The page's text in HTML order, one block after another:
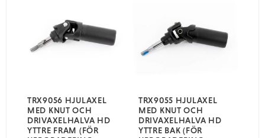
TRX9056 HJULAXEL
MED KNUT OCH
DRIVAXELHALVA HD
YTTRE FRAM (FÖR
TRX9055 HJULAXEL
MED KNUT OCH
DRIVAXELHALVA HD
YTTRE BAK (FÖR